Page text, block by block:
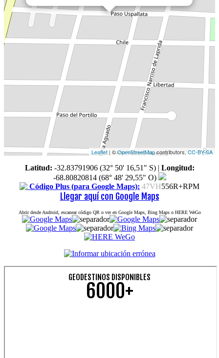
Leaflet | ©OpenStreetMapcontributors, CC-BY-SA
Latitud: -32.83791906 (32° 50' 16,51" S)| Longitud:
-68.80820814 (68° 48' 29,55" O)
Código Plus (para Google Maps): 47VH556R+RPM
Llegar aquí con Google Maps
Abrir desde Android, escanear código QR o ver en Google Maps, Bing Maps o HERE WeGo
GEODESTINOS DISPONIBLES
6000+